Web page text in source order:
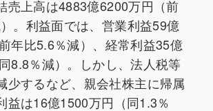
売上高は4883億6200万円（前
。利益面では、営業利益59億
年比5.6％減）、経常利益35億
8.8％減）。しかし、法人税等
少するなど、親会社株主に帰属
益は16億1500万円（同1.3％